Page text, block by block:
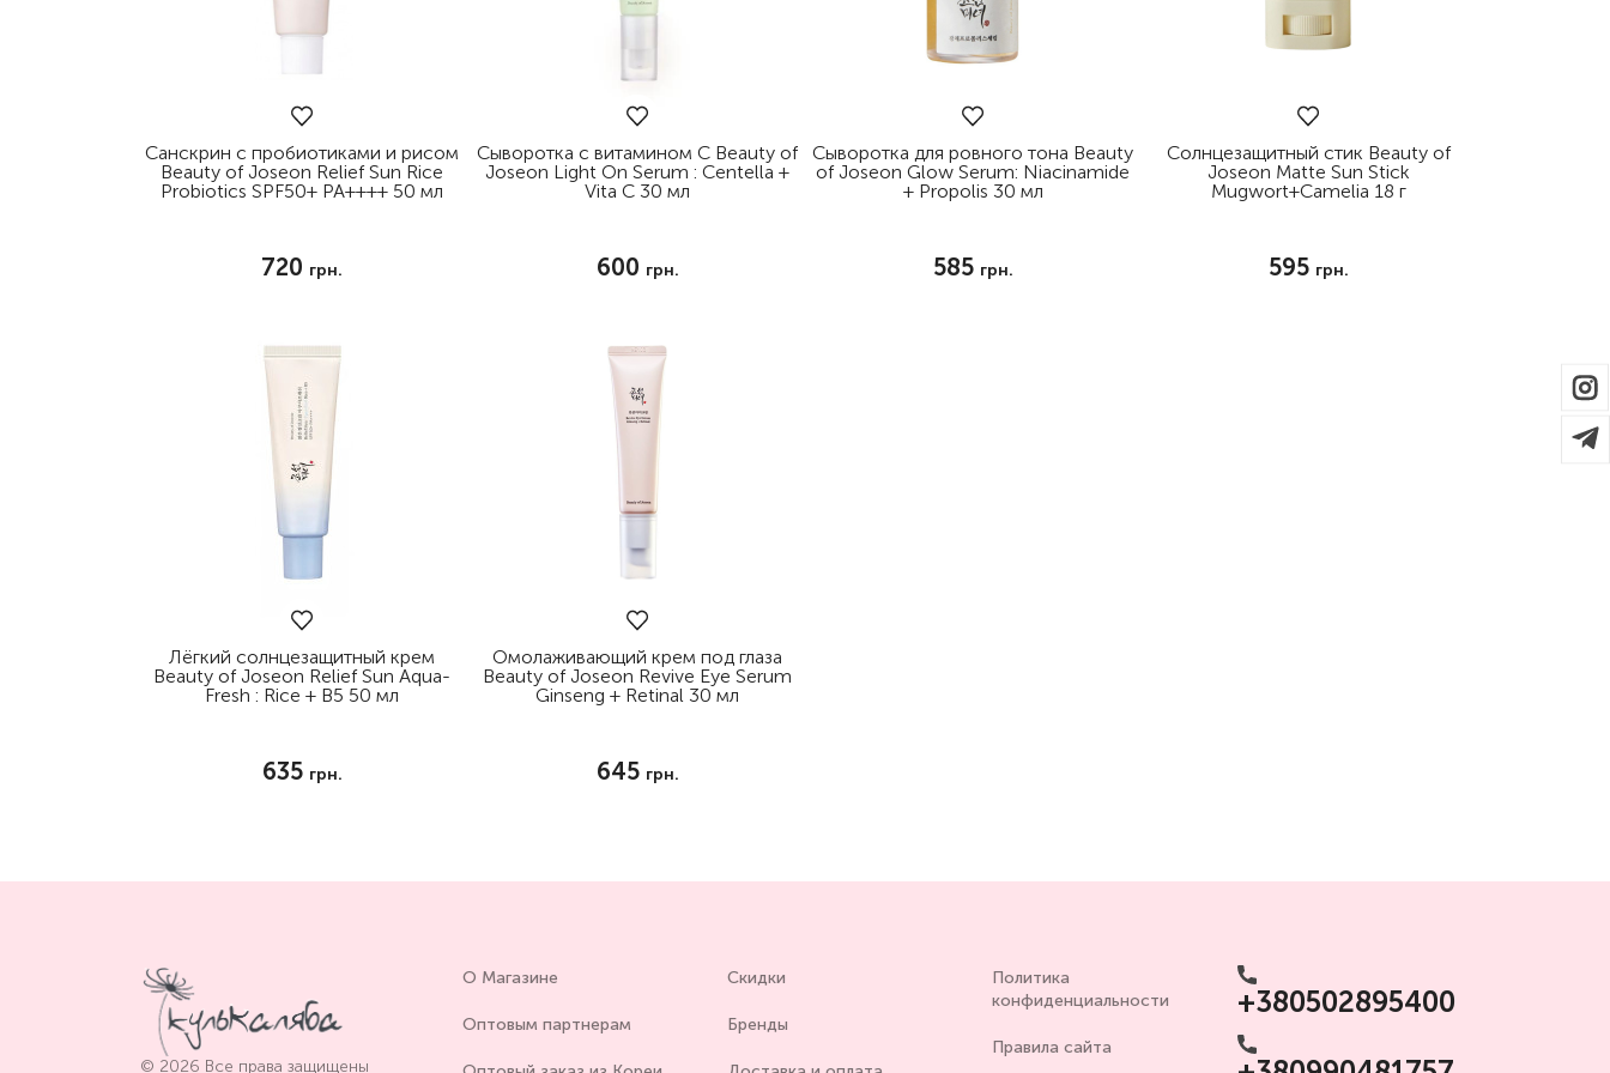
Для кожи вокруг глаз
Для волос
Декоративная косметика
Уход за телом и губами
Аксессуары и массаж
Санскрин с пробиотиками и рисом
Beauty of Joseon Relief Sun Rice
Probiotics SPF50+ PA++++ 50 мл
720 грн.
Сыворотка с витамином С Beauty of
Joseon Light On Serum : Centella +
Vita C 30 мл
600 грн.
Сыворотка для ровного тона Beauty
of Joseon Glow Serum: Niacinamide
+ Propolis 30 мл
585 грн.
Солнцезащитный стик Beauty of
Joseon Matte Sun Stick
Mugwort+Camelia 18 г
595 грн.
Лёгкий солнцезащитный крем
Beauty of Joseon Relief Sun Aqua-
Fresh : Rice + B5 50 мл
635 грн.
Омолаживающий крем под глаза
Beauty of Joseon Revive Eye Serum
Ginseng + Retinal 30 мл
645 грн.
© 2026 Все права защищены
О Магазине
Оптовым партнерам
Скидки
Бренды
Политика
конфиденциальности
Правила сайта
+380502895400